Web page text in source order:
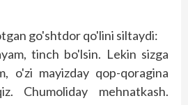
go'shtdor qo'lini siltaydi:
tinch bo'lsin. Lekin sizga
o'zi mayizday qop-qoragina
Chumoliday mehnatkash.